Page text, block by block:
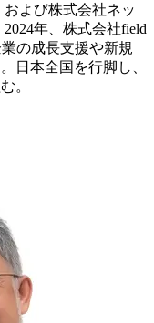
よび株式会社ネッ
年、株式会社field
の成長支援や新規
日本全国を行脚し、
。